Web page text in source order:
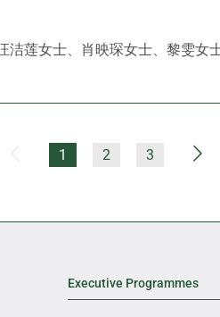
洁莲女士、肖映琛女士、黎雯女
Previous Page
1 2 3
Executive Programmes